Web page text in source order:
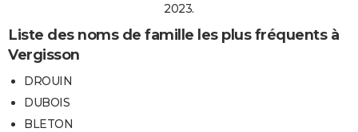
2023.
Liste des noms de famille les plus fréquents à
Vergisson
DROUIN
DUBOIS
BLETON